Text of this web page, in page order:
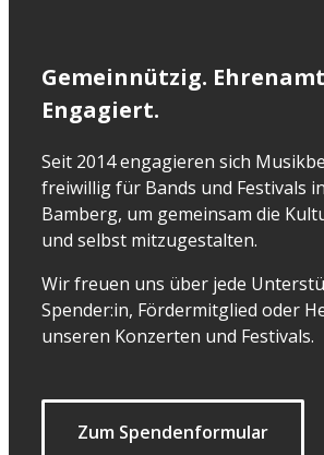
Gemeinnützig.
Engagiert.
Seit 2014 engagieren sich
freiwillig für Bands und Festivals
Bamberg, um gemeinsam die
und selbst mitzugestalten.
Wir freuen uns über jede
Spender:in, Fördermitglied oder
unseren Konzerten und Festivals.
Zum Spendenformular